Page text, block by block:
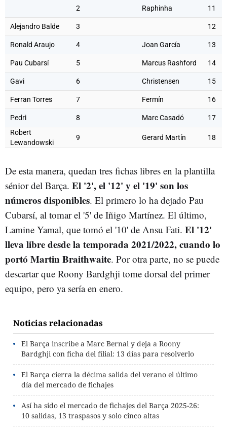
2 Raphinha 11
Alejandro Balde 3 12
Ronald Araujo 4 Joan García 13
Pau Cubarsí 5 Marcus Rashford 14
Gavi 6 Christensen 15
Ferran Torres 7 Fermín 16
Pedri 8 Marc Casadó
17
Robert
Lewandowski
9 Gerard Martín 18
De esta manera, quedan tres fichas libres en la plantilla
sénior del Barça. El '2', el '12' y el '19' son los
números disponibles. El primero lo ha dejado Pau
Cubarsí, al tomar el '5' de Iñigo Martínez. El último,
Lamine Yamal, que tomó el '10' de Ansu Fati. El '12'
lleva libre desde la temporada 2021/2022, cuando lo
portó Martin Braithwaite. Por otra parte, no se puede
descartar que Roony Bardghji tome dorsal del primer
equipo, pero ya sería en enero.
Noticias relacionadas
El Barça inscribe a Marc Bernal y deja a Roony
Bardghji con ficha del filial: 13 días para resolverlo
El Barça cierra la décima salida del verano el último
día del mercado de fichajes
Así ha sido el mercado de fichajes del Barça 2025-26:
10 salidas, 13 traspasos y solo cinco altas